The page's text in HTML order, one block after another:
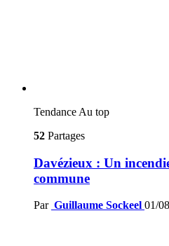
Tendance Au top
52 Partages
Davézieux : Un
commune
Par Guillaume Sockeel 01/